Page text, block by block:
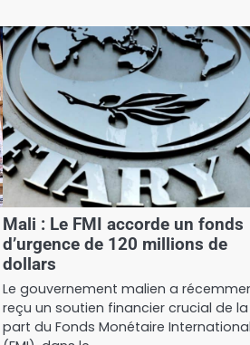
Mali : Le FMI accorde un fonds
d’urgence de 120 millions de
dollars
Le gouvernement malien a
reçu un soutien financier crucial de la
part du Fonds Monétaire